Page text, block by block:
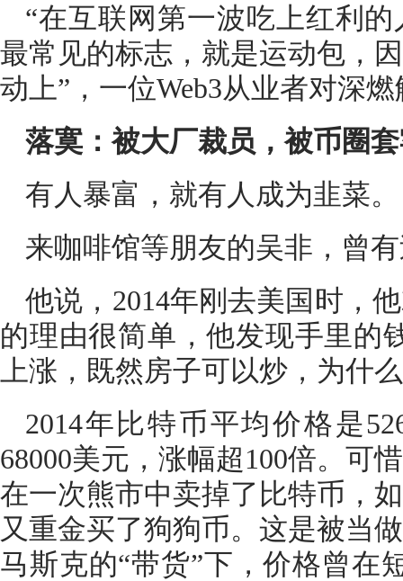
“在互联网第一波吃上红利
最常见的标志，就是运动包，
动上”，一位Web3从业者对深
落寞：被大厂裁员，被币圈
有人暴富，就有人成为韭菜。
来咖啡馆等朋友的吴非，曾
他说，2014年刚去美国时，
的理由很简单，他发现手里的
上涨，既然房子可以炒，为什
2014年比特币平均价格是
68000美元，涨幅超100倍。可
在一次熊市中卖掉了比特币，
又重金买了狗狗币。这是被当
马斯克的“带货”下，价格曾在